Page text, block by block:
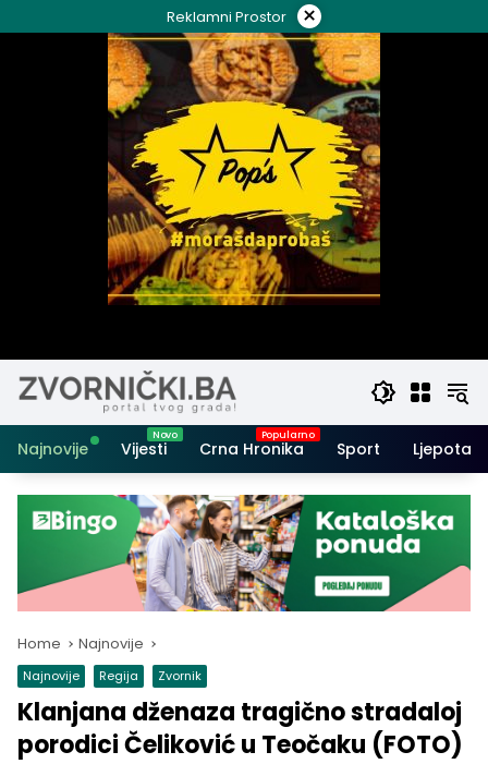
to
Reklamni Prostor ×
Najnovije Vijesti Crna Hronika Sport Ljepota i
Home Najnovije
Najnovije Regija Zvornik
Klanjana dženaza tragično stradaloj
porodici Čeliković u Teočaku (FOTO)